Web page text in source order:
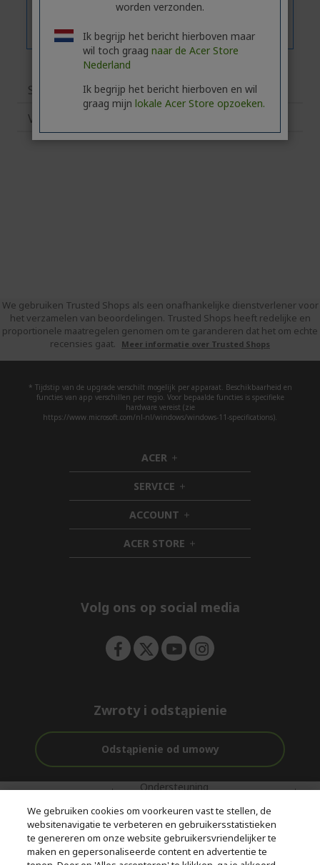
Specificaties
Verwante producten
We gebruiken Trusted Shops als een onafhankelijke dienstverlener voor
het verzamelen van beoordelingen. Trusted Shops heeft redelijke en
proportionele maatregelen genomen om te garanderen dat het om echte
recensies gaat.
Meer informatie over Trusted Shops
* Tijdstip van de upgrade verschilt mogelijk per apparaat. Beschikbaarheid en
functies van app verschillen per regio. Voor bepaalde functies is specifieke
hardware vereist (zie
https://www.microsoft.com/nl-nl/windows/windows-11-specifications).
ACER h
i
d
d
e
n
SERVICE h
i
d
d
e
n
ACCOUNT h
i
d
d
ACER STORE h
i
e
Volg ons op social media
Zwroty i odstąpienie
Odstąpienie od umowy
Gratis
bezorging
Ondersteuning
aankoop
Met 0%
Rente
© 2026 Acer Inc.
We gebruiken cookies om voorkeuren vast te stellen, de
websitenavigatie te verbeteren en gebruikersstatistieken
te genereren om onze website gebruikersvriendelijker te
maken en gepersonaliseerde content en advertentie te
worden verzonden.
Ik begrijp het bericht hierboven maar
wil toch graag naar de Acer Store
Nederland
Ik begrijp het bericht hierboven en wil
graag mijn lokale Acer Store opzoeken.